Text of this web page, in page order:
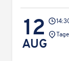
12
AUG